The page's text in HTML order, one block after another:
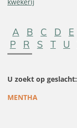
A B C D E
P
R S T U
U zoekt op geslacht:
MENTHA